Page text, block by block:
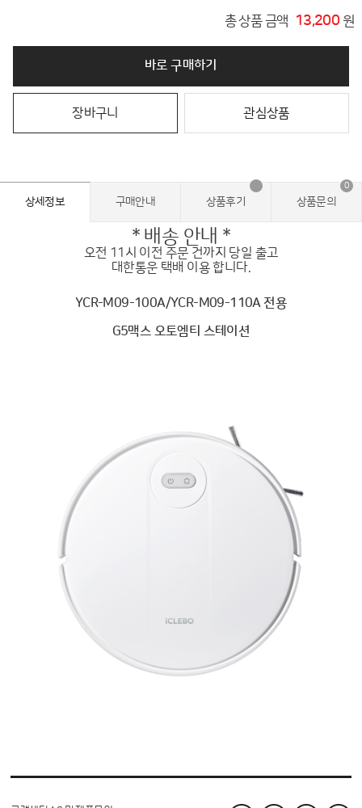
총 상품 금액 13,200 원
바로 구매하기
장바구니 관심상품
상세정보 구매안내 상품후기 상품문의
0
* 배송 안내 *
오전 11시 이전 주문 건까지 당일 출고
대한통운 택배 이용 합니다.
YCR-M09-100A/YCR-M09-110A 전용
G5맥스 오토엠티 스테이션